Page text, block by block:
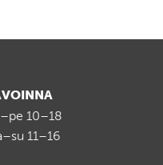
10–18
11–16